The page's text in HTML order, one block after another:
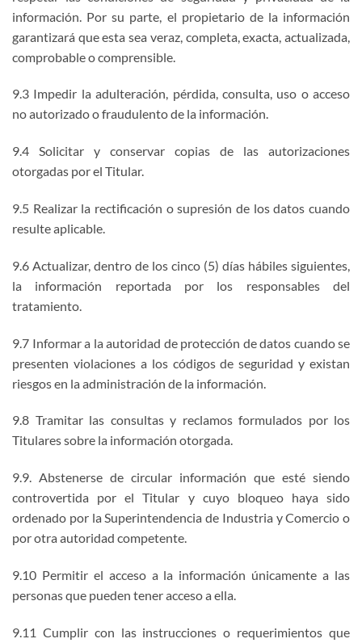
información. Por su parte, el propietario de la información
garantizará que esta sea veraz, completa, exacta, actualizada,
comprobable o comprensible.
9.3 Impedir la adulteración, pérdida, consulta, uso o acceso
no autorizado o fraudulento de la información.
9.4 Solicitar y conservar copias de las autorizaciones
otorgadas por el Titular.
9.5 Realizar la rectificación o supresión de los datos cuando
resulte aplicable.
9.6 Actualizar, dentro de los cinco (5) días hábiles siguientes,
la información reportada por los responsables del
tratamiento.
9.7 Informar a la autoridad de protección de datos cuando se
presenten violaciones a los códigos de seguridad y existan
riesgos en la administración de la información.
9.8 Tramitar las consultas y reclamos formulados por los
Titulares sobre la información otorgada.
9.9. Abstenerse de circular información que esté siendo
controvertida por el Titular y cuyo bloqueo haya sido
ordenado por la Superintendencia de Industria y Comercio o
por otra autoridad competente.
9.10 Permitir el acceso a la información únicamente a las
personas que pueden tener acceso a ella.
9.11 Cumplir con las instrucciones o requerimientos que